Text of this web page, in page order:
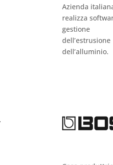
Azienda
realizza
gestione
dell’estrusione
dell’alluminio.